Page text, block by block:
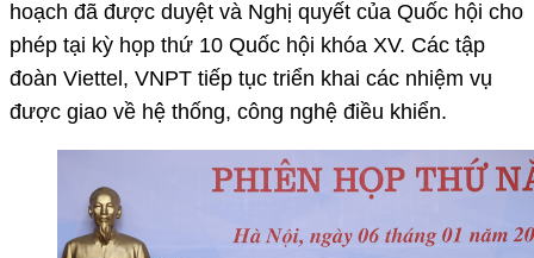
hoạch đã được duyệt và Nghị quyết của Quốc hội cho
phép tại kỳ họp thứ 10 Quốc hội khóa XV. Các tập
đoàn Viettel, VNPT tiếp tục triển khai các nhiệm vụ
được giao về hệ thống, công nghệ điều khiển.